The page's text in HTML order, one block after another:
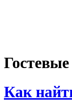
Как